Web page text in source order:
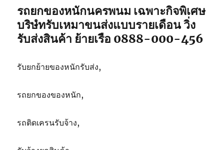
รถยกของหนักนครพนม เฉพาะกิจพิเศษ
บริษํทรับเหมาขนส่งแบบรายเดือน วิ่ง
รับส่งสินค้า ย้ายเรือ 0888-000-456
รับยกย้ายของหนักรับส่ง,
รถยกของของหนัก,
รถติดเครนรับจ้าง,